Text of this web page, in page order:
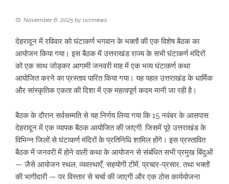
November 6, 2025 by ucnnews
देहरादून में रविवार को घंटाकर्ण भगवान के भक्तों की एक विशेष बैठक का
आयोजन किया गया। इस बैठक में उत्तराखंड राज्य के सभी घंटाकर्ण मंदिरों
को एक साथ जोड़कर आगामी जनवरी माह में एक भव्य घंटाकर्ण कथा
आयोजित करने का प्रस्ताव पारित किया गया। यह पहल उत्तराखंड के धार्मिक
और सांस्कृतिक एकता की दिशा में एक महत्वपूर्ण कदम मानी जा रही है।
बैठक के दौरान सर्वसम्मति से यह निर्णय लिया गया कि 15 नवंबर के आसपास
देहरादून में एक व्यापक बैठक आयोजित की जाएगी, जिसमें पूरे उत्तराखंड के
विभिन्न जिलों से घंटाकर्ण मंदिरों के प्रतिनिधि शामिल होंगे। इस प्रस्तावित
बैठक में जनवरी में होने वाली कथा के आयोजन से संबंधित सभी प्रमुख बिंदुओं
— जैसे आयोजन स्थल, व्यवस्थाएँ, सहयोगी टीमें, प्रचार-प्रसार, तथा भक्तों
की भागीदारी — पर विस्तार से चर्चा की जाएगी और एक ठोस कार्ययोजना